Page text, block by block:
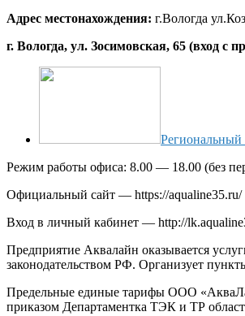
Адрес местонахождения: г.Вологда
г. Вологда, ул. Зосимовская, 65 (вход с
Региональный
Режим работы офиса: 8.00 — 18.00 (без
Официальный сайт — https://aqualine35.ru/
Вход в личный кабинет — http://
Предприятие Аквалайн оказывается
законодательством РФ. Организует
Предельные единые тарифы ООО
приказом Департаментка ТЭК и ТР